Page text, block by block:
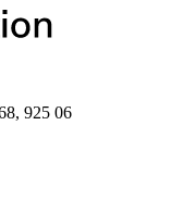
925 06